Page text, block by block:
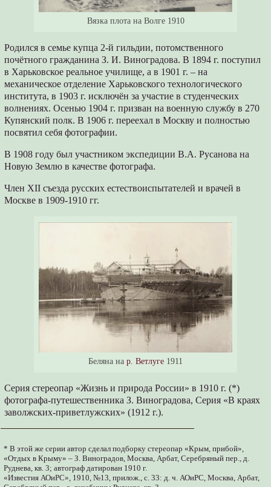
Вязка плота на Волге 1910
Родился в семье купца 2-й гильдии, потомственного
почётного гражданина З. И. Виноградова. В 1894 г. поступил
в Харьковское реальное училище, а в 1901 г. – на
механическое отделение Харьковского технологического
института, в 1903 г. исключён за участие в студенческих
волнениях. Осенью 1904 г. призван на военную службу в 270
Купянский полк. В 1906 г. переехал в Москву и полностью
посвятил себя фотографии.
В 1908 году был участником экспедиции В.А. Русанова на
Новую Землю в качестве фотографа.
Член XII съезда русских естествоиспытателей и врачей в
Москве в 1909-1910 гг.
Беляна на р. Ветлуге 1911
Серия стереопар «Жизнь и природа России» в 1910 г. (*)
фотографа-путешественника З. Виноградова, Серия «В краях
заволжских-приветлужских» (1912 г.).
* В этой же серии автор сделал подборку стереопар «Крым, прибой»,
«Отдых в Крыму» – З. Виноградов, Москва, Арбат, Серебряный пер., д.
Руднева, кв. 3; автограф датирован 1910 г.
«Известия АОиРС», 1910, №13, прилож., с. 33: д. ч. АОиРС, Москва, Арбат,